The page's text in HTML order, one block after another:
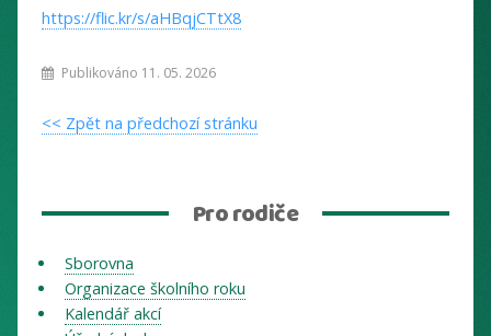
https://flic.kr/s/aHBqjCTtX8
Publikováno 11. 05. 2026
<< Zpět na předchozí stránku
Pro rodiče
Sborovna
Organizace školního roku
Kalendář akcí